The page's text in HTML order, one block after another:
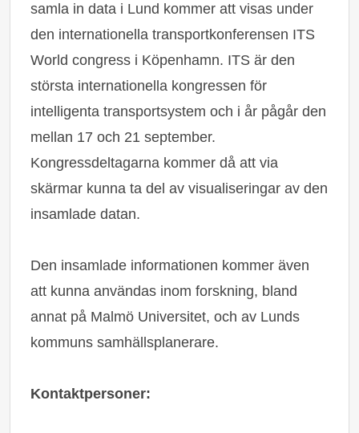
samla in data i Lund kommer att visas under
den internationella transportkonferensen ITS
World congress i Köpenhamn. ITS är den
största internationella kongressen för
intelligenta transportsystem och i år pågår den
mellan 17 och 21 september.
Kongressdeltagarna kommer då att via
skärmar kunna ta del av visualiseringar av den
insamlade datan.
Den insamlade informationen kommer även
att kunna användas inom forskning, bland
annat på Malmö Universitet, och av Lunds
kommuns samhällsplanerare.
Kontaktpersoner: